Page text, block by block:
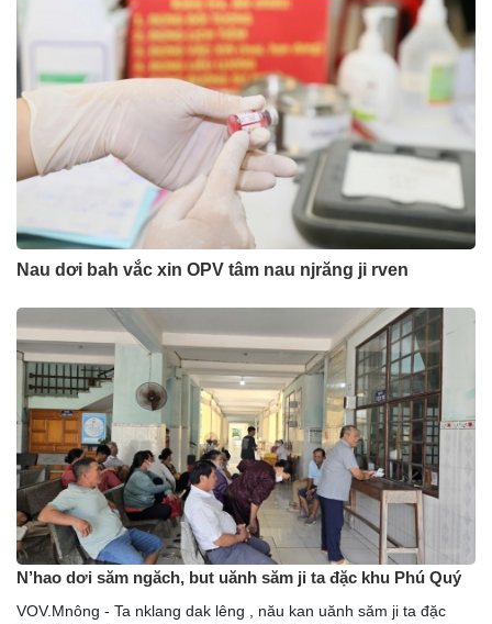
Nau dơi bah vắc xin OPV tâm nau njrăng ji rven
N’hao dơi săm ngăch, but uănh săm ji ta đặc khu Phú Quý
VOV.Mnông - Ta nklang dak lêng , nău kan uănh săm ji ta đặc